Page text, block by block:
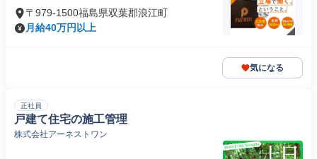
〒979-1500福島県双葉郡浪江町
月給40万円以上
気になる
正社員
戸建て住宅の施工管理
株式会社アーネストワン